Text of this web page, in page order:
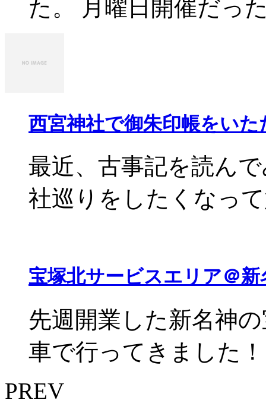
た。 月曜日開催だっ
西宮神社で御朱印帳をいた
最近、古事記を読ん
社巡りをしたくなっ
宝塚北サービスエリア＠
先週開業した新名神
車で行ってきました
PREV